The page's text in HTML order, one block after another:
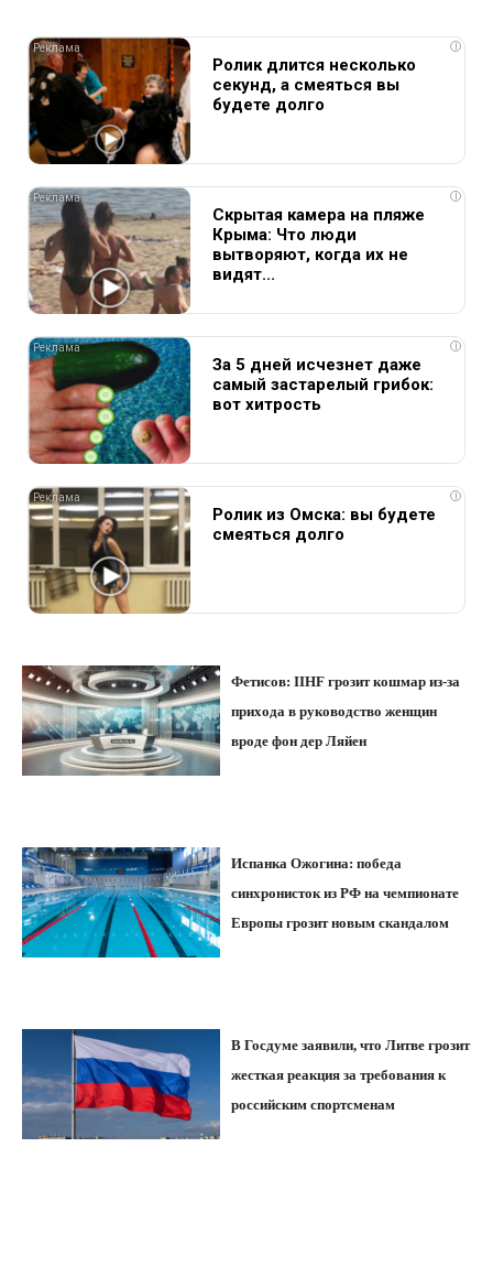
i
Ролик длится несколько
секунд, а смеяться вы
будете долго
i
Скрытая камера на пляже
Крыма: Что люди
вытворяют, когда их не
видят...
i
За 5 дней исчезнет даже
самый застарелый грибок:
вот хитрость
i
Ролик из Омска: вы будете
смеяться долго
Фетисов: IIHF грозит кошмар из-за
прихода в руководство женщин
вроде фон дер Ляйен
Испанка Ожогина: победа
синхронисток из РФ на чемпионате
Европы грозит новым скандалом
В Госдуме заявили, что Литве грозит
жесткая реакция за требования к
российским спортсменам